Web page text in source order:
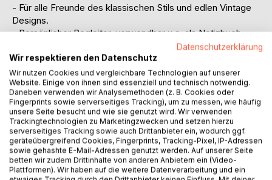
- Für alle Freunde des klassischen Stils und edlen Vintage
Designs.
- Persönlicher Begleiter, verwendbar u.a. als Notizbuch,
Notizheft, Einschreibbuch, Tagebuch oder Anti-Stress
Kritzelbuch.
- Perfekter Ort zum Festhalten von Geistesblitzen, Action
Items, Erlebnissen, Projekten, Plänen, kreativen Ideen,
Gedanken, ToDo-Listen, Kritzelleien u.v.m., einfach für
alles was man nicht vergessen will und darf!
- Im praktischen Pocketformat, liniert und mit glänzendem
Cover.
- Super Geschenkidee!
- Mit einem außergewöhlichen stylischen Cover.
Datenschutzerklärung
Wir respektieren den Datenschutz
Wir nutzen Cookies und vergleichbare Technologien auf unserer
Website. Einige von ihnen sind essenziell und technisch notwendig.
Daneben verwenden wir Analysemethoden (z. B. Cookies oder
Fingerprints sowie serverseitiges Tracking), um zu messen, wie häufig
unsere Seite besucht und wie sie genutzt wird. Wir verwenden
Trackingtechnologien zu Marketingzwecken und setzen hierzu
serverseitiges Tracking sowie auch Drittanbieter ein, wodurch ggf.
geräteübergreifend Cookies, Fingerprints, Tracking-Pixel, IP-Adressen
sowie gehashte E-Mail-Adressen genutzt werden. Auf unserer Seite
betten wir zudem Drittinhalte von anderen Anbietern ein (Video-
Plattformen). Wir haben auf die weitere Datenverarbeitung und ein